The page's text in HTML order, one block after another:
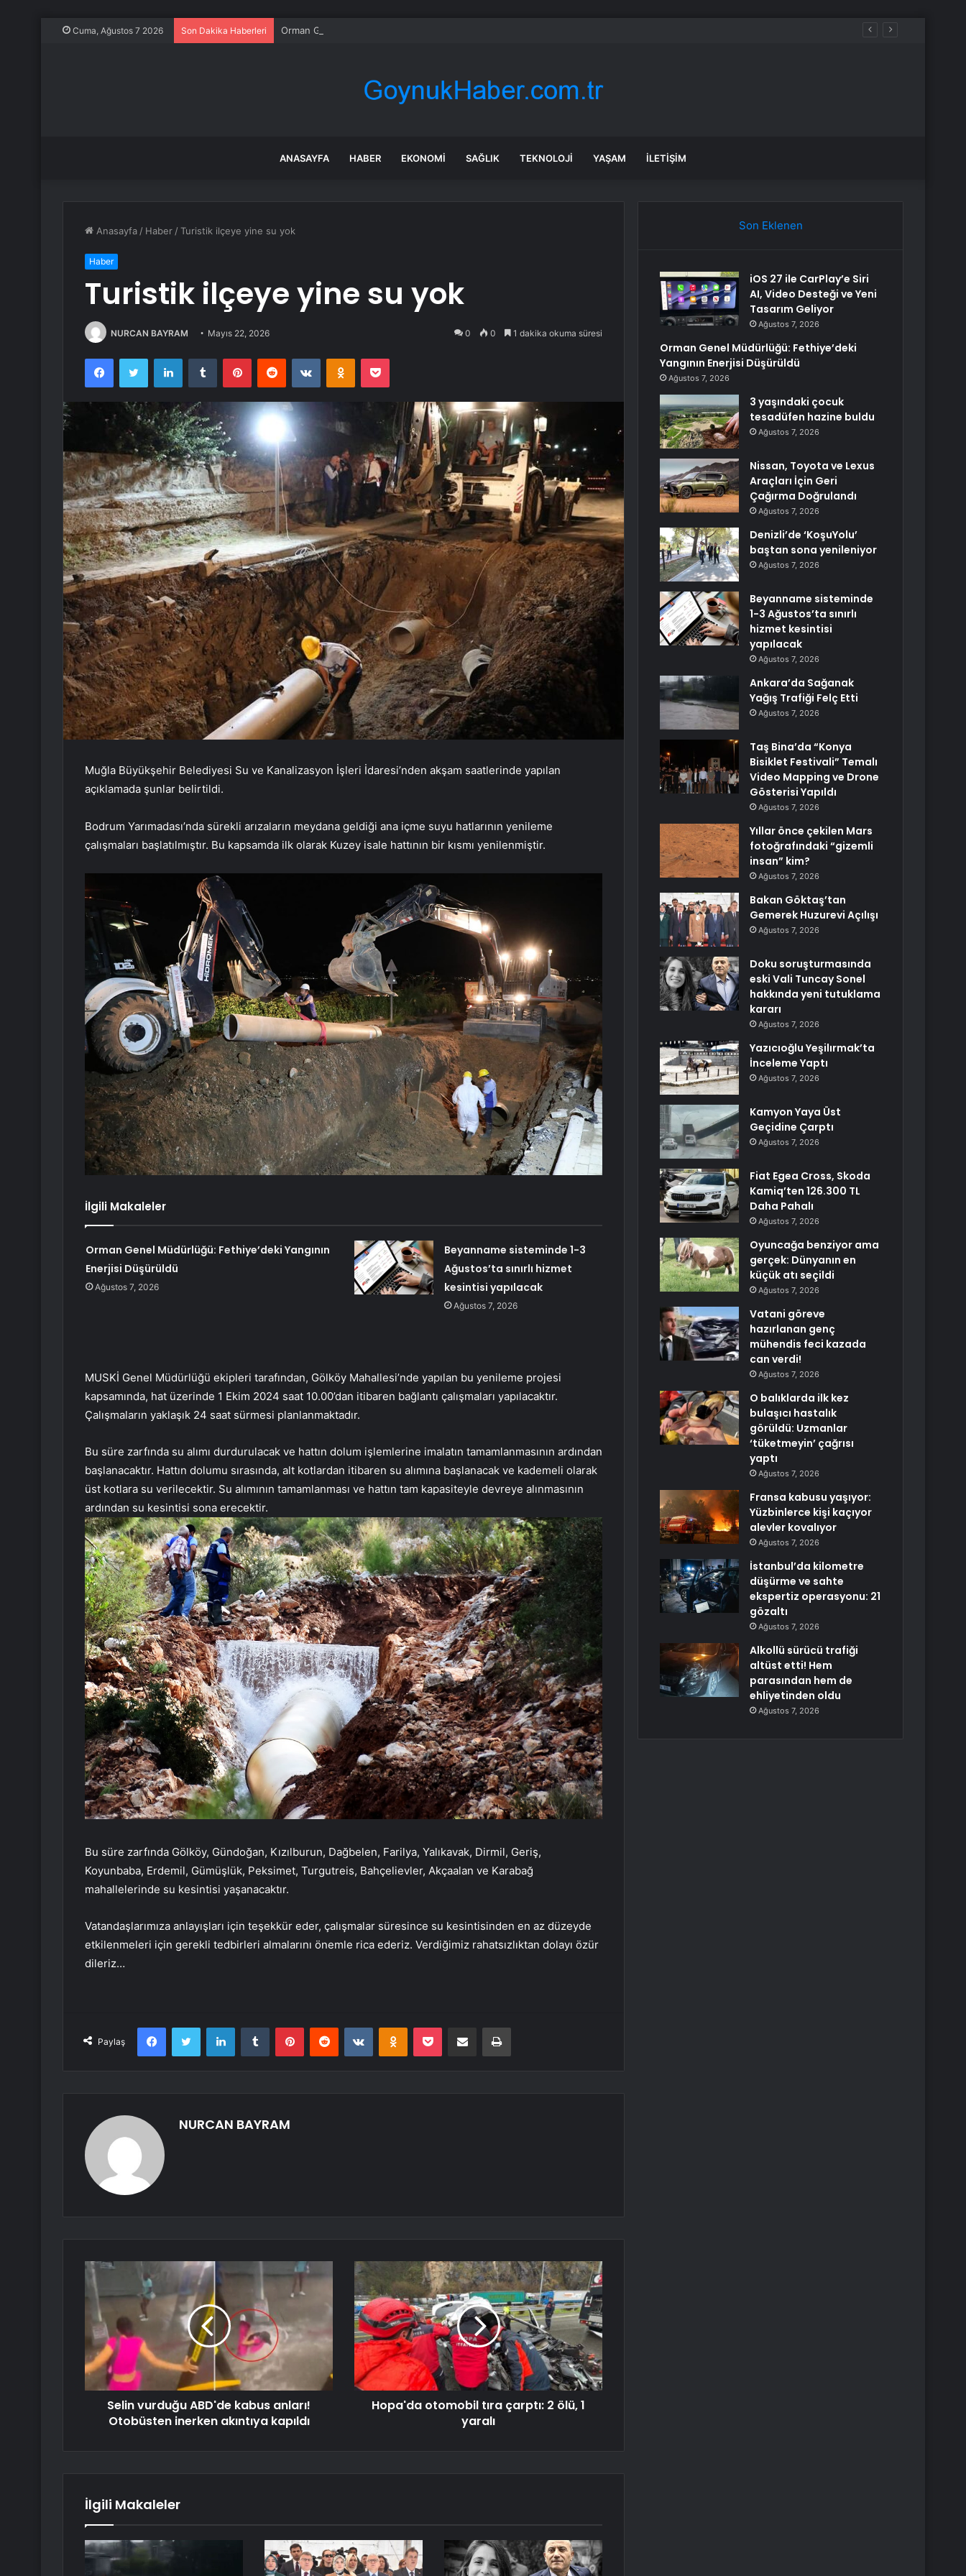
Cuma, Ağustos 7 2026 Son Dakika Haberleri Orman Genel Müdürlüğü: Fethiye’deki Yangının Enerjisi Düşürüldü
ANASAYFA HABER EKONOMI SAĞLIK TEKNOLOJI YAŞAM İLETIŞIM
Anasayfa / Haber /Turistik ilçeye yine su yok
Haber
Turistik ilçeye yine su yok
NURCAN BAYRAM Mayıs 22, 2026 0 0 1 dakika okuma süresi
FacebookTwitter LinkedInTumblr PinterestReddit VKontakteOdnoklassniki
Pocket
Muğla Büyükşehir Belediyesi Su ve Kanalizasyon İşleri İdaresi’nden akşam saatlerinde yapılan
açıklamada şunlar belirtildi.
Bodrum Yarımadası’nda sürekli arızaların meydana geldiği ana içme suyu hatlarının yenileme
çalışmaları başlatılmıştır. Bu kapsamda ilk olarak Kuzey isale hattının bir kısmı yenilenmiştir.
İlgili Makaleler
Orman Genel Müdürlüğü: Fethiye’deki Yangının
Enerjisi Düşürüldü
Ağustos 7, 2026
Beyanname sisteminde 1-3
Ağustos’ta sınırlı hizmet
kesintisi yapılacak
Ağustos 7, 2026
MUSKİ Genel Müdürlüğü ekipleri tarafından, Gölköy Mahallesi’nde yapılan bu yenileme projesi
kapsamında, hat üzerinde 1 Ekim 2024 saat 10.00’dan itibaren bağlantı çalışmaları yapılacaktır.
Çalışmaların yaklaşık 24 saat sürmesi planlanmaktadır.
Bu süre zarfında su alımı durdurulacak ve hattın dolum işlemlerine imalatın tamamlanmasının ardından
başlanacaktır. Hattın dolumu sırasında, alt kotlardan itibaren su alımına başlanacak ve kademeli olarak
üst kotlara su verilecektir. Su alımının tamamlanması ve hattın tam kapasiteyle devreye alınmasının
ardından su kesintisi sona erecektir.
Bu süre zarfında Gölköy, Gündoğan, Kızılburun, Dağbelen, Farilya, Yalıkavak, Dirmil, Geriş,
Koyunbaba, Erdemil, Gümüşlük, Peksimet, Turgutreis, Bahçelievler, Akçaalan ve Karabağ
mahallelerinde su kesintisi yaşanacaktır.
Vatandaşlarımıza anlayışları için teşekkür eder, çalışmalar süresince su kesintisinden en az düzeyde
etkilenmeleri için gerekli tedbirleri almalarını önemle rica ederiz. Verdiğimiz rahatsızlıktan dolayı özür
dileriz…
Paylaş
FacebookTwitter LinkedInTumblr PinterestReddit VKontakteOdnoklassniki
Pocket E-Posta ile paylaş Yazdır
NURCAN BAYRAM
Selin vurduğu ABD'de kabus anları!
Otobüsten inerken akıntıya kapıldı
Hopa'da otomobil tıra çarptı: 2 ölü, 1
yaralı
İlgili Makaleler
Son Eklenen
iOS 27 ile CarPlay’e Siri
AI, Video Desteği ve Yeni
Tasarım Geliyor
Ağustos 7, 2026
Orman Genel Müdürlüğü: Fethiye’deki
Yangının Enerjisi Düşürüldü
Ağustos 7, 2026
3 yaşındaki çocuk
tesadüfen hazine buldu
Ağustos 7, 2026
Nissan, Toyota ve Lexus
Araçları İçin Geri
Çağırma Doğrulandı
Ağustos 7, 2026
Denizli’de ‘KoşuYolu’
baştan sona yenileniyor
Ağustos 7, 2026
Beyanname sisteminde
1-3 Ağustos’ta sınırlı
hizmet kesintisi
yapılacak
Ağustos 7, 2026
Ankara’da Sağanak
Yağış Trafiği Felç Etti
Ağustos 7, 2026
Taş Bina’da “Konya
Bisiklet Festivali” Temalı
Video Mapping ve Drone
Gösterisi Yapıldı
Ağustos 7, 2026
Yıllar önce çekilen Mars
fotoğrafındaki “gizemli
insan” kim?
Ağustos 7, 2026
Bakan Göktaş’tan
Gemerek Huzurevi Açılışı
Ağustos 7, 2026
Doku soruşturmasında
eski Vali Tuncay Sonel
hakkında yeni tutuklama
kararı
Ağustos 7, 2026
Yazıcıoğlu Yeşilırmak’ta
İnceleme Yaptı
Ağustos 7, 2026
Kamyon Yaya Üst
Geçidine Çarptı
Ağustos 7, 2026
Fiat Egea Cross, Skoda
Kamiq’ten 126.300 TL
Daha Pahalı
Ağustos 7, 2026
Oyuncağa benziyor ama
gerçek: Dünyanın en
küçük atı seçildi
Ağustos 7, 2026
Vatani göreve
hazırlanan genç
mühendis feci kazada
can verdi!
Ağustos 7, 2026
O balıklarda ilk kez
bulaşıcı hastalık
görüldü: Uzmanlar
‘tüketmeyin’ çağrısı
yaptı
Ağustos 7, 2026
Fransa kabusu yaşıyor:
Yüzbinlerce kişi kaçıyor
alevler kovalıyor
Ağustos 7, 2026
İstanbul’da kilometre
düşürme ve sahte
ekspertiz operasyonu: 21
gözaltı
Ağustos 7, 2026
Alkollü sürücü trafiği
altüst etti! Hem
parasından hem de
ehliyetinden oldu
Ağustos 7, 2026